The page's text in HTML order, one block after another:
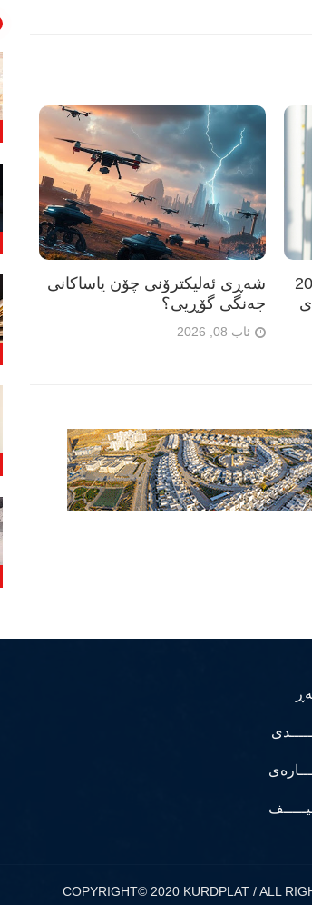
شەڕی ئەلیکترۆنی چۆن یاساکانی
جەنگی گۆڕیی؟
ئاب 08, 2026
2026
COPYRIGHT© 2020 KURDPLAT / ALL